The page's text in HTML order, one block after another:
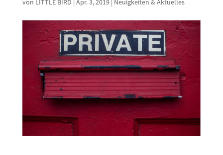
von LITTLE BIRD | Apr. 3, 2019| Neuigkeiten & Aktuelles